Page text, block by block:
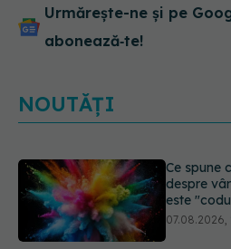
Urmărește-ne și pe
abonează‑te!
NOUTĂȚI
prevenite.
prevenție